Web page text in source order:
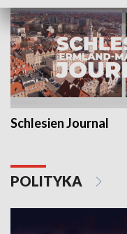
Schlesien Journal
POLITYKA